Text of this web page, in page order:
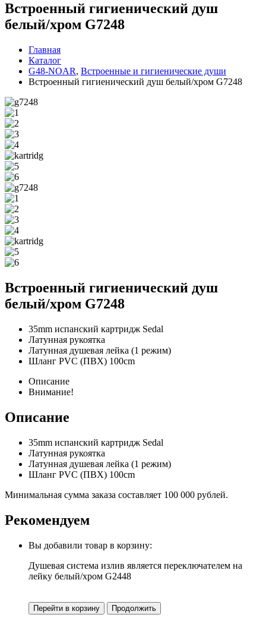
Встроенный гигиенический душ
белый/хром G7248
Главная
Каталог
G48-NOAR, Встроенные и гигиенические души
Встроенный гигиенический душ белый/хром G7248
Встроенный гигиенический душ
белый/хром G7248
35mm испанский картридж Sedal
Латунная рукоятка
Латунная душевая лейка (1 режим)
Шланг PVC (ПВХ) 100cm
Описание
Внимание!
Описание
35mm испанский картридж Sedal
Латунная рукоятка
Латунная душевая лейка (1 режим)
Шланг PVC (ПВХ) 100cm
Минимальная сумма заказа составляет 100 000 рублей.
Рекомендуем
Вы добавили товар в корзину:
Душевая система излив является переключателем на
лейку белый/хром G2448
Перейти в корзину Продолжить